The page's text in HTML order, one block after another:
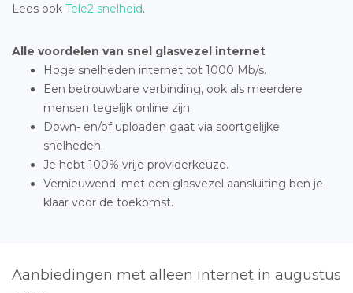
Lees ook Tele2 snelheid.
Alle voordelen van snel glasvezel internet
Hoge snelheden internet tot 1000 Mb/s.
Een betrouwbare verbinding, ook als meerdere
mensen tegelijk online zijn.
Down- en/of uploaden gaat via soortgelijke
snelheden.
Je hebt 100% vrije providerkeuze.
Vernieuwend: met een glasvezel aansluiting ben je
klaar voor de toekomst.
Aanbiedingen met alleen internet in augustus